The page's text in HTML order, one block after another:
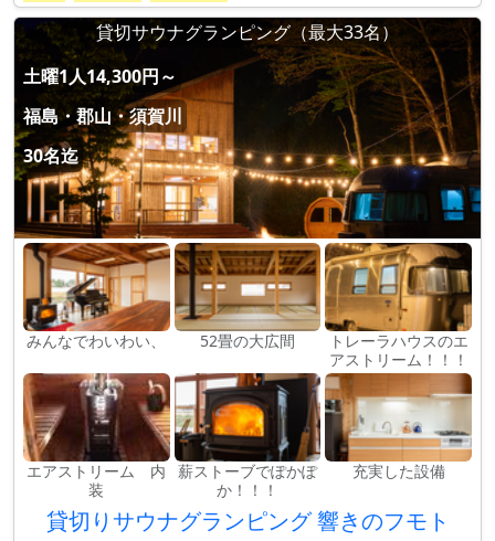
貸切サウナグランピング（最大33名）
土曜1人14,300円～
福島・郡山・須賀川
30名迄
みんなでわいわい、 52畳の大広間
トレーラハウスのエ
アストリーム！！！
エアストリーム 内
装
薪ストーブでぽかぽ
か！！！
充実した設備
貸切りサウナグランピング 響きのフモト